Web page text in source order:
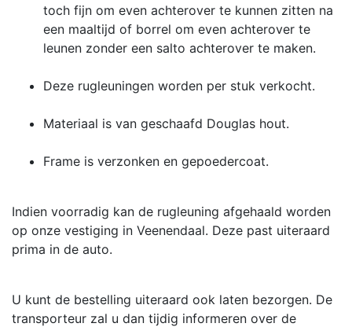
toch fijn om even achterover te kunnen zitten na
een maaltijd of borrel om even achterover te
leunen zonder een salto achterover te maken.
Deze rugleuningen worden per stuk verkocht.
Materiaal is van geschaafd Douglas hout.
Frame is verzonken en gepoedercoat.
Indien voorradig kan de rugleuning afgehaald worden
op onze vestiging in Veenendaal. Deze past uiteraard
prima in de auto.
U kunt de bestelling uiteraard ook laten bezorgen. De
transporteur zal u dan tijdig informeren over de